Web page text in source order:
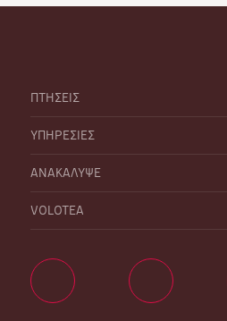
ΠΤΗΣΕΙΣ
ΥΠΗΡΕΣΙΕΣ
ΑΝΑΚΑΛΥΨΕ
VOLOTEA